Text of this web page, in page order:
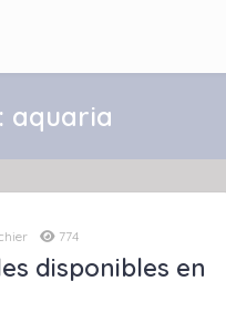
aquaria
774
disponibles en